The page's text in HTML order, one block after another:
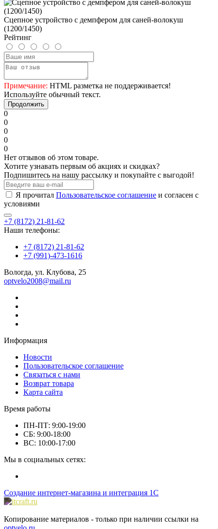
Сцепное устройство с демпфером для саней-волокуш
(1200/1450)
Рейтинг
Примечание: HTML разметка не поддерживается!
Используйте обычный текст.
Продолжить
0
0
0
0
0
Нет отзывов об этом товаре.
Хотите узнавать первым об акциях и скидках?
Подпишитесь на нашу рассылку и покупайте с выгодой!
Я прочитал Пользовательское соглашение и согласен с
условиями
+7 (8172) 21-81-62
Наши телефоны:
+7 (8172) 21-81-62
+7 (991)-473-1616
Вологда, ул. Клубова, 25
optvelo2008@mail.ru
Информация
Новости
Пользовательское соглашение
Связаться с нами
Возврат товара
Карта сайта
Время работы
ПН-ПТ: 9:00-19:00
СБ: 9:00-18:00
ВС: 10:00-17:00
Мы в социальных сетях:
Создание интернет-магазина и интеграция 1С
Копирование материалов - только при наличии ссылки на